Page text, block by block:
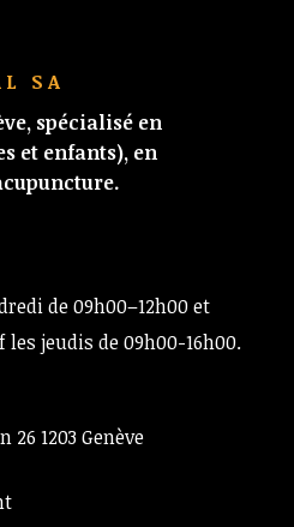
SA
spécialisé en
et enfants), en
de 09h00–12h00 et
les jeudis de 09h00-16h00.
26 1203 Genève